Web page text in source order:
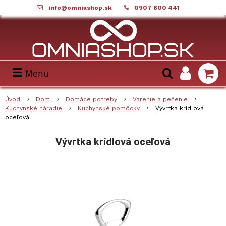
info@omniashop.sk 0907 800 441
Menu
Úvod Dom Domáce potreby
Varenie a pečenie
Kuchynské náradie
Kuchynské pomôcky
Vývrtka krídlová
oceľová
Vývrtka krídlová oceľová